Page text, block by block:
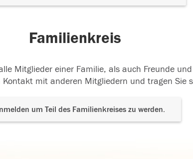
Familienkreis
Mitglieder einer Familie, als auch Freunde
mit anderen Mitgliedern und tragen Sie
um Teil des Familienkreises zu werden.